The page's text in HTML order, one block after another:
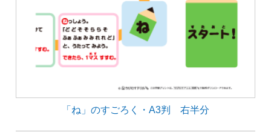
「ね」のすごろく・A3判 右半分